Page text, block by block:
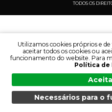
TODOS OS
MENU PESQUISA
PESQUISA:
IDIOMA:
Utilizamos cookies próprios e
aceitar todos os cookies ou
funcionamento do website. Para
Política de
Necessários para o